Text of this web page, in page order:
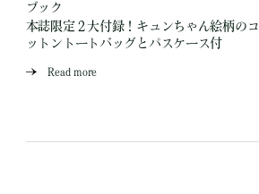
ブック
本誌限定２大付録！キュンちゃん絵柄のコ
ットントートバッグとパスケース付
Read more